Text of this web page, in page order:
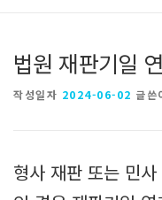
법원 재판기일
작성일자 2024-06-02 글쓴
형사 재판 또는 민